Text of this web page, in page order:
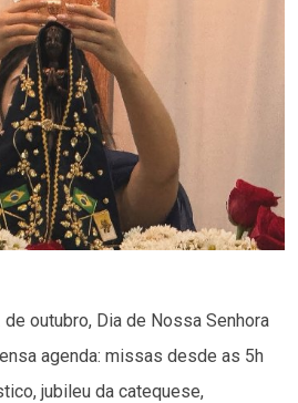
outubro, Dia de Nossa Senhora
agenda: missas desde as 5h
jubileu da catequese,